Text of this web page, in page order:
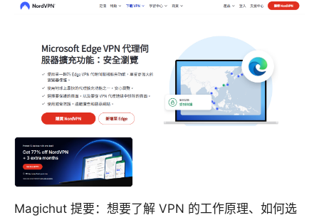
Magichut 提要：想要了解 VPN 的工作原理、如何选